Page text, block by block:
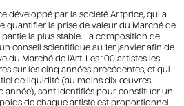
développé par la société Artprice, qui a
quantifier la prise de valeur du Marché de
partie la plus stable. La composition de
un conseil scientifique au 1er janvier afin de
du Marché de l’Art. Les 100 artistes les
sur les cinq années précédentes, et qui
de liquidité (au moins dix œuvres
année), sont identifiés pour constituer un
de chaque artiste est proportionnel